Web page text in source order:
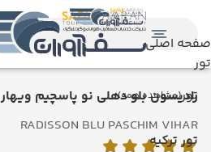
صفحه اصلی
تور
تور(مشاهده همه)
تور ترکیه
رادیسون بلو دهلی نو پاسچیم ویهار
RADISSON BLU PASCHIM VIHAR